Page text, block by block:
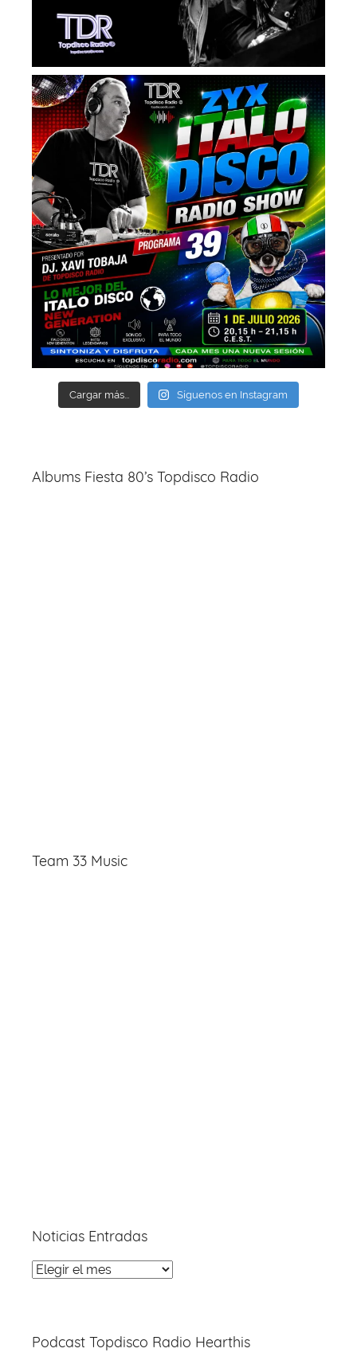
Cargar más... Síguenos en Instagram
Albums Fiesta 80’s Topdisco Radio
Team 33 Music
Noticias Entradas
Noticias
Podcast Topdisco Radio Hearthis